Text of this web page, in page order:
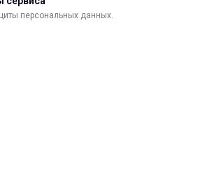
персональных данных.